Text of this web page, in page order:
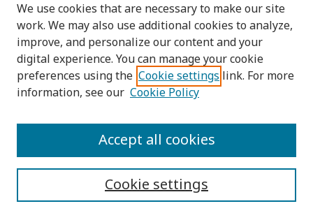
Browse
Collections
Disciplines
Authors
We use cookies that are necessary to make our site
work. We may also use additional cookies to analyze,
improve, and personalize our content and your
digital experience. You can manage your cookie
preferences using the Cookie settings link. For more
information, see our Cookie Policy
Cookie settings
Accept all cookies